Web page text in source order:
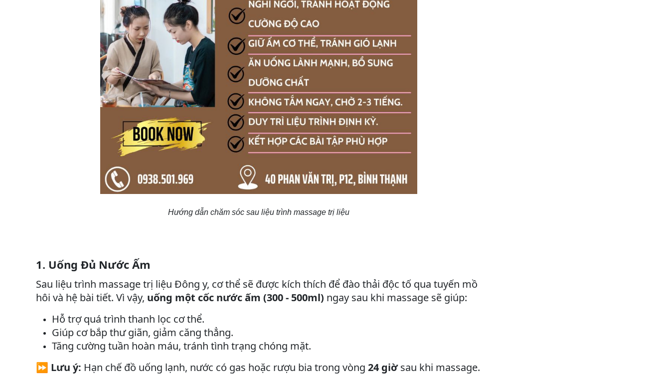
Hướng dẫn chăm sóc sau liệu trình massage trị liệu
1. Uống Đủ Nước Ấm
Sau liệu trình massage trị liệu Đông y, cơ thể sẽ được kích thích để đào thải độc tố qua tuyến mồ
hôi và hệ bài tiết. Vì vậy, uống một cốc nước ấm (300 - 500ml) ngay sau khi massage sẽ giúp:
Hỗ trợ quá trình thanh lọc cơ thể.
Giúp cơ bắp thư giãn, giảm căng thẳng.
Tăng cường tuần hoàn máu, tránh tình trạng chóng mặt.
⏩ Lưu ý: Hạn chế đồ uống lạnh, nước có gas hoặc rượu bia trong vòng 24 giờsau khi massage.